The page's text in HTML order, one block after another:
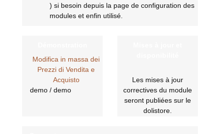
) si besoin depuis la page de configuration des
modules et enfin utilisé.
Modifica in massa dei
Prezzi di Vendita e
Acquisto
demo / demo
Les mises à jour
correctives du module
seront publiées sur le
dolistore.